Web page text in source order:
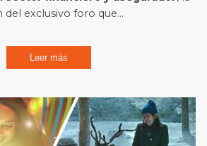
del exclusivo foro que...
Leer más